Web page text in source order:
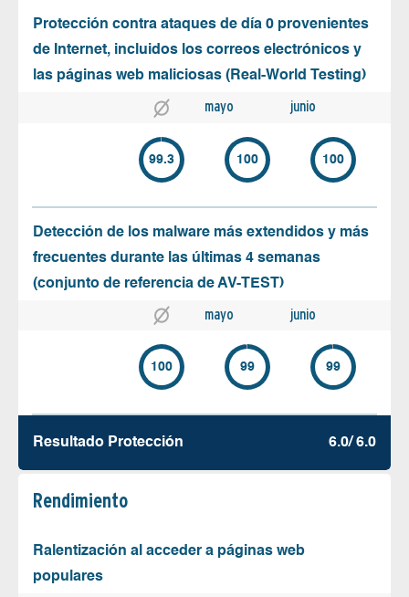
Protección contra ataques de día 0 provenientes
de Internet, incluidos los correos electrónicos y
las páginas web maliciosas (Real-World Testing)
mayo junio
99.3 100 100
Detección de los malware más extendidos y más
frecuentes durante las últimas 4 semanas
(conjunto de referencia de AV-TEST)
mayo junio
100 99 99
Resultado Protección 6.0/ 6.0
Rendimiento
Ralentización al acceder a páginas web
populares